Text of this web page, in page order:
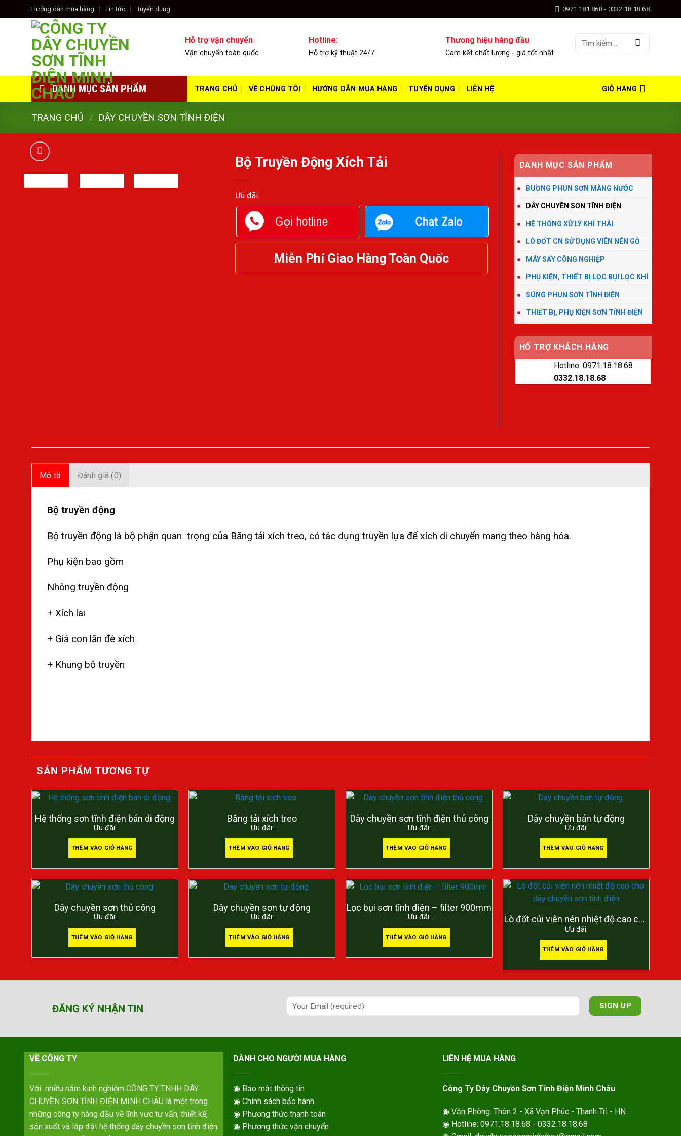
to
Hướng dẫn mua hàng Tin tức Tuyển dụng 0971.181.868 - 0332.18.18.68
Hỗ trợ vận chuyển
Vận chuyển toàn quốc
Hotline:
Hỗ trợ kỹ thuật 24/7
Thương hiệu hàng đầu
Cam kết chất lượng - giá tốt nhất
Tìm
DANH MỤC SẢN PHẨM TRANG CHỦ VỀ CHÚNG TÔI HƯỚNG DẪN MUA HÀNG TUYỂN DỤNG LIÊN HỆ GIỎ HÀNG
TRANG CHỦ / DÂY CHUYỀN SƠN TĨNH ĐIỆN
Bộ Truyền Động Xích Tải
Ưu đãi:
Miễn Phí Giao Hàng Toàn Quốc
DANH MỤC SẢN PHẨM
BUỒNG PHUN SƠN MÀNG NƯỚC
DÂY CHUYỀN SƠN TĨNH ĐIỆN
HỆ THỐNG XỬ LÝ KHÍ THẢI
LÒ ĐỐT CN SỬ DỤNG VIÊN NÉN GỖ
MÁY SẤY CÔNG NGHIỆP
PHỤ KIỆN, THIẾT BỊ LỌC BỤI LỌC KHÍ
SÚNG PHUN SƠN TĨNH ĐIỆN
THIẾT BỊ, PHỤ KIỆN SƠN TĨNH ĐIỆN
HỖ TRỢ KHÁCH HÀNG
Hotline: 0971.18.18.68
0332.18.18.68
Mô tả Đánh giá (0)
Bộ truyền động
Bộ truyền động là bộ phận quan trọng của Băng tải xích treo, có tác dụng truyền lựa để xích di chuyển mang theo hàng hóa.
Phụ kiện bao gồm
Nhông truyền động
+ Xích lai
+ Giá con lăn đè xích
+ Khung bộ truyền
SẢN PHẨM TƯƠNG TỰ
Hệ thống sơn tĩnh điện bán di động
Ưu đãi:
THÊM VÀO GIỎ HÀNG
Băng tải xích treo
Ưu đãi:
THÊM VÀO GIỎ HÀNG
Dây chuyền sơn tĩnh điện thủ công
Ưu đãi:
THÊM VÀO GIỎ HÀNG
Dây chuyền bán tự động
Ưu đãi:
THÊM VÀO GIỎ HÀNG
Dây chuyền sơn thủ công
Ưu đãi:
THÊM VÀO GIỎ HÀNG
Dây chuyền sơn tự động
Ưu đãi:
THÊM VÀO GIỎ HÀNG
Lọc bụi sơn tĩnh điện – filter 900mm
Ưu đãi:
THÊM VÀO GIỎ HÀNG
Lò đốt củi viên nén nhiệt độ cao cho
dây chuyền sơn tĩnh điện
Ưu đãi:
THÊM VÀO GIỎ HÀNG
ĐĂNG KÝ NHẬN TIN
VỀ CÔNG TY
Với nhiều năm kinh nghiệm CÔNG TY TNHH DÂY
CHUYỀN SƠN TĨNH ĐIỆN MINH CHÂU là một trong
những công ty hàng đầu về lĩnh vực tư vấn, thiết kế,
sản xuất và lắp đặt hệ thống dây chuyền sơn tĩnh điện.
DÀNH CHO NGƯỜI MUA HÀNG
◉ Bảo mật thông tin
◉ Chính sách bảo hành
◉ Phương thức thanh toán
◉ Phương thức vận chuyển
LIÊN HỆ MUA HÀNG
Công Ty Dây Chuyền Sơn Tĩnh Điện Minh Châu
◉ Văn Phòng: Thôn 2 - Xã Vạn Phúc - Thanh Trì - HN
◉ Hotline: 0971.18.18.68 - 0332.18.18.68